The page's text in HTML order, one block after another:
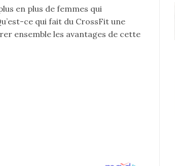
en plus de femmes qui
ce qui fait du CrossFit une
ensemble les avantages de cette